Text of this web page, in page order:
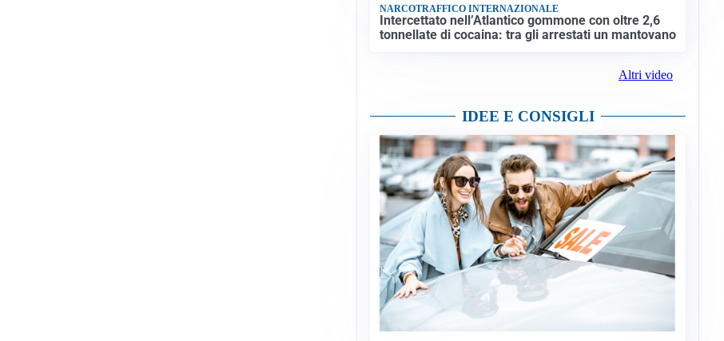
NARCOTRAFFICO INTERNAZIONALE
Intercettato nell’Atlantico gommone con oltre 2,6
tonnellate di cocaina: tra gli arrestati un mantovano
Altri video
IDEE E CONSIGLI